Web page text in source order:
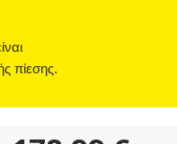
πίεσης.